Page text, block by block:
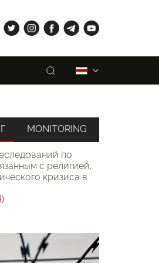
tw ig fb tg yt
по
с религией,
кризиса в
MONITORING